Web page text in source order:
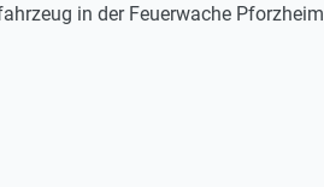
in der Feuerwache Pforzheim